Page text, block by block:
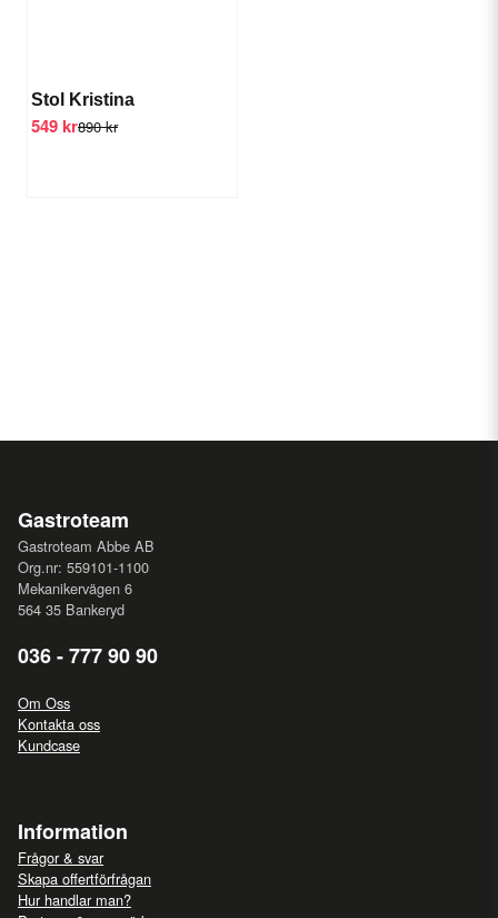
Stol Kristina
890 kr
549 kr
Gastroteam
Gastroteam Abbe AB
Org.nr: 559101-1100
Mekanikervägen 6
564 35 Bankeryd
036 - 777 90 90
Om Oss
Kontakta oss
Kundcase
Information
Frågor & svar
Skapa offertförfrågan
Hur handlar man?